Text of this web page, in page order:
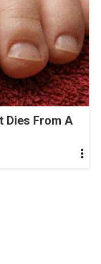
Dies From A